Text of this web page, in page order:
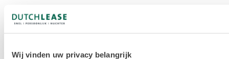
Wij vinden uw privacy belangrijk